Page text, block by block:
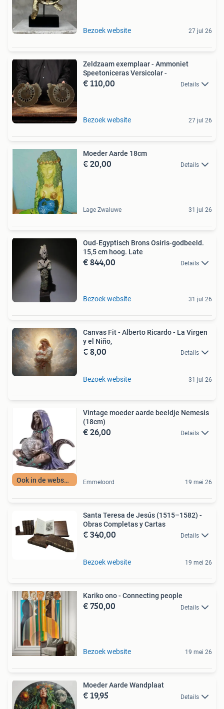
Bezoek website 27 jul 26
Zeldzaam exemplaar - Ammoniet
Speetoniceras Versicolar -
€ 110,00 Details
Bezoek website 27 jul 26
Moeder Aarde 18cm
€ 20,00 Details
Lage Zwaluwe 31 jul 26
Oud-Egyptisch Brons Osiris-godbeeld.
15,5 cm hoog. Late
€ 844,00 Details
Bezoek website 31 jul 26
Canvas Fit - Alberto Ricardo - La Virgen
y el Niño,
€ 8,00 Details
Bezoek website 31 jul 26
Ook in de webshop
Vintage moeder aarde beeldje Nemesis
(18cm)
€ 26,00 Details
Emmeloord 19 mei 26
Santa Teresa de Jesús (1515–1582) -
Obras Completas y Cartas
€ 340,00 Details
Bezoek website 19 mei 26
Kariko ono - Connecting people
€ 750,00 Details
Bezoek website 19 mei 26
Moeder Aarde Wandplaat
€ 19,95 Details